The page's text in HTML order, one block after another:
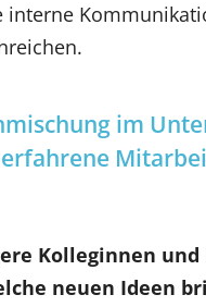
im
erfahrene
Kolleginnen
neuen Ideen